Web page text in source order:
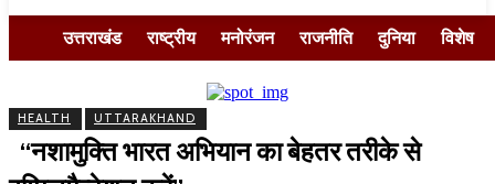
उत्तराखंड राष्ट्रीय मनोरंजन राजनीति दुनिया विशेष
HEALTH UTTARAKHAND
‘‘नशामुक्ति भारत अभियान का बेहतर तरीके से